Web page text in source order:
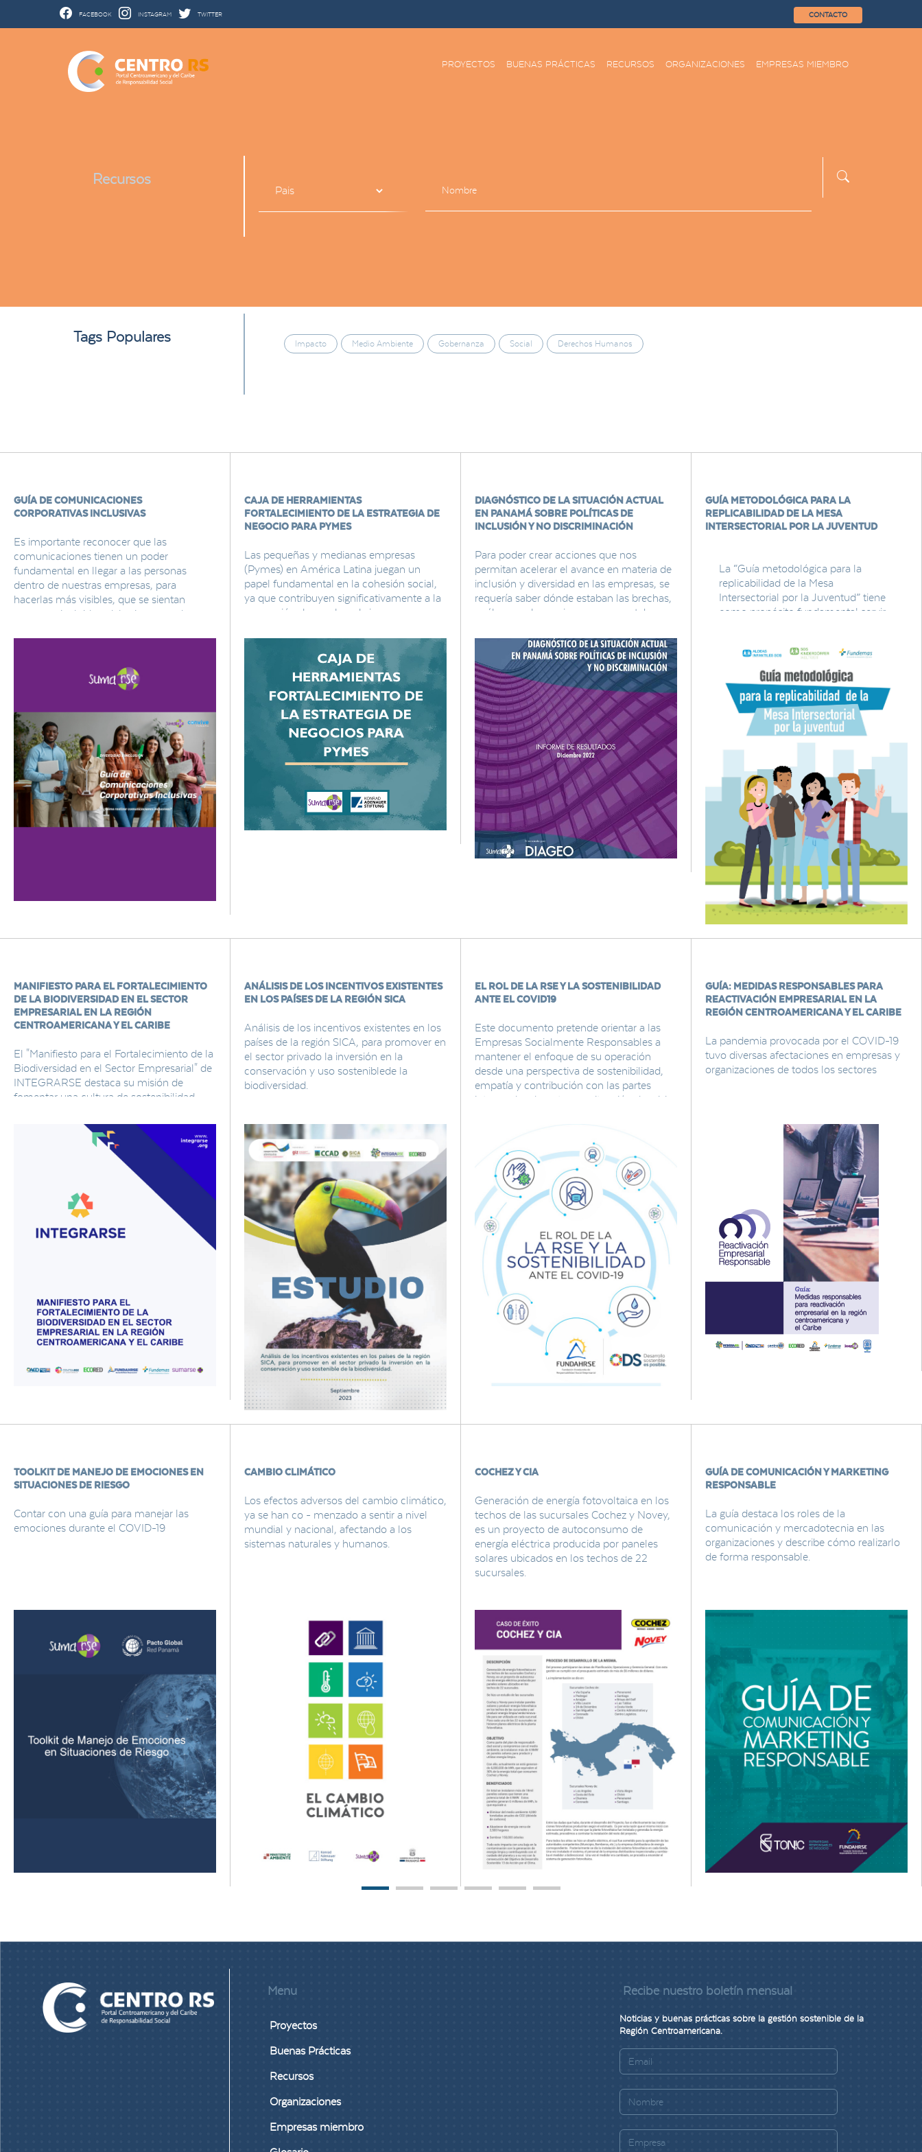
FACEBOOK INSTAGRAM TWITTER CONTACTO
PROYECTOS BUENAS PRÁCTICAS RECURSOS ORGANIZACIONES EMPRESAS MIEMBRO
Recursos
Tags Populares Impacto Medio Ambiente Gobernanza Social Derechos Humanos
GUÍA DE COMUNICACIONES
CORPORATIVAS INCLUSIVAS
Es importante reconocer que las
comunicaciones tienen un poder
fundamental en llegar a las personas
dentro de nuestras empresas, para
hacerlas más visibles, que se sientan
seguras e incluidas, del mismo modo
respeto dentro de los espacios
CAJA DE HERRAMIENTAS
FORTALECIMIENTO DE LA ESTRATEGIA DE
NEGOCIO PARA PYMES
Las pequeñas y medianas empresas
(Pymes) en América Latina juegan un
papel fundamental en la cohesión social,
ya que contribuyen significativamente a la
generación de empleo, de ingresos,
de la actividad productiva de las
economías locales.
DIAGNÓSTICO DE LA SITUACIÓN ACTUAL
EN PANAMÁ SOBRE POLÍTICAS DE
INCLUSIÓN Y NO DISCRIMINACIÓN
Para poder crear acciones que nos
permitan acelerar el avance en materia de
inclusión y diversidad en las empresas, se
requería saber dónde estaban las brechas,
cuáles eran las acciones que se estaban
dónde estaban las oportunidades de
GUÍA METODOLÓGICA PARA LA
REPLICABILIDAD DE LA MESA
INTERSECTORIAL POR LA JUVENTUD
La “Guía metodológica para la
replicabilidad de la Mesa
Intersectorial por la Juventud” tiene
como propósito fundamental servir
exitosa del modelo de la Mesa
Intersectorial por la Juventud en
base a las experiencias obtenidas en
dos territorios (Santa Tecla y Santa
Ana) de El Salvador.
MANIFIESTO PARA EL FORTALECIMIENTO
DE LA BIODIVERSIDAD EN EL SECTOR
EMPRESARIAL EN LA REGIÓN
CENTROAMERICANA Y EL CARIBE
El "Manifiesto para el Fortalecimiento de la
Biodiversidad en el Sector Empresarial" de
INTEGRARSE destaca su misión de
fomentar una cultura de sostenibilidad
ANÁLISIS DE LOS INCENTIVOS EXISTENTES
EN LOS PAÍSES DE LA REGIÓN SICA
Análisis de los incentivos existentes en los
países de la región SICA, para promover en
el sector privado la inversión en la
conservación y uso sosteniblede la
biodiversidad.
EL ROL DE LA RSE Y LA SOSTENIBILIDAD
ANTE EL COVID19
Este documento pretende orientar a las
Empresas Socialmente Responsables a
mantener el enfoque de su operación
desde una perspectiva de sostenibilidad,
empatía y contribución con las partes
interesadas durante una situación de crisis
GUÍA: MEDIDAS RESPONSABLES PARA
REACTIVACIÓN EMPRESARIAL EN LA
REGIÓN CENTROAMERICANA Y EL CARIBE
La pandemia provocada por el COVID-19
tuvo diversas afectaciones en empresas y
organizaciones de todos los sectores
TOOLKIT DE MANEJO DE EMOCIONES EN
SITUACIONES DE RIESGO
Contar con una guía para manejar las
emociones durante el COVID-19
CAMBIO CLIMÁTICO
Los efectos adversos del cambio climático,
ya se han co - menzado a sentir a nivel
mundial y nacional, afectando a los
sistemas naturales y humanos.
COCHEZ Y CIA
Generación de energía fotovoltaica en los
techos de las sucursales Cochez y Novey,
es un proyecto de autoconsumo de
energía eléctrica producida por paneles
solares ubicados en los techos de 22
sucursales.
GUÍA DE COMUNICACIÓN Y MARKETING
RESPONSABLE
La guía destaca los roles de la
comunicación y mercadotecnia en las
organizaciones y describe cómo realizarlo
de forma responsable.
Menu
Proyectos
Buenas Prácticas
Recursos
Organizaciones
Empresas miembro
Recibe nuestro boletín mensual
Noticias y buenas prácticas sobre la gestión sostenible de la
Región Centroamericana.